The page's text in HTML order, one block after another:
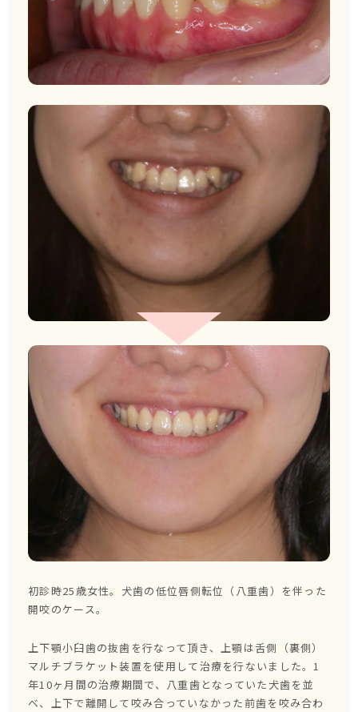
初診時25歳女性。犬歯の低位唇側転位（八重歯）を伴った
開咬のケース。
上下顎小臼歯の抜歯を行なって頂き、上顎は舌側（裏側）
マルチブラケット装置を使用して治療を行ないました。1
年10ヶ月間の治療期間で、八重歯となっていた犬歯を並
べ、上下で離開して咬み合っていなかった前歯を咬み合わ